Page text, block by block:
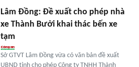
Lâm Đồng: Đề xuất cho phép nhà
xe Thành Bưởi khai thác bến xe
tạm
Sở GTVT Lâm Đồng vừa có văn bản đề xuất
UBND tỉnh cho phép Công ty TNHH Thành